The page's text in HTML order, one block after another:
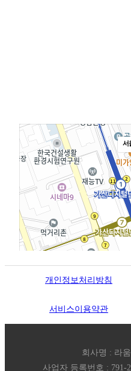
서
개인정보처리방침
서비스이용약관
회사명 : 라
사업자 등록번호 : 791-